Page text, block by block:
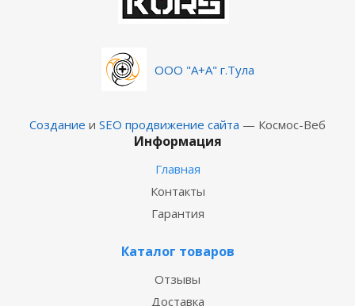
ООО "А+А" г.Тула
Создание и SEO продвижение сайта — Космос-Веб
Информация
Главная
Контакты
Гарантия
Каталог товаров
Отзывы
Доставка